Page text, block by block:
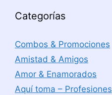
Categorías
Combos & Promociones
Amistad & Amigos
Amor & Enamorados
Aquí toma – Profesiones